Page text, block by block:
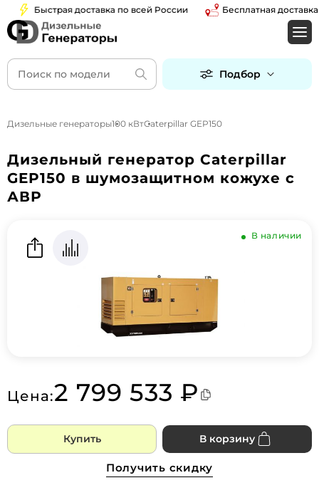
Быстрая доставка по всей России Бесплатная доставка
Подбор
Дизельные генераторы100 кВтCaterpillar GEP150
Дизельный генератор Caterpillar
GEP150 в шумозащитном кожухе с
АВР
В наличии
Цена:2 799 533 ₽
Купить В корзину
Получить скидку